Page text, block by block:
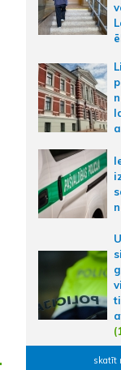
skatīt